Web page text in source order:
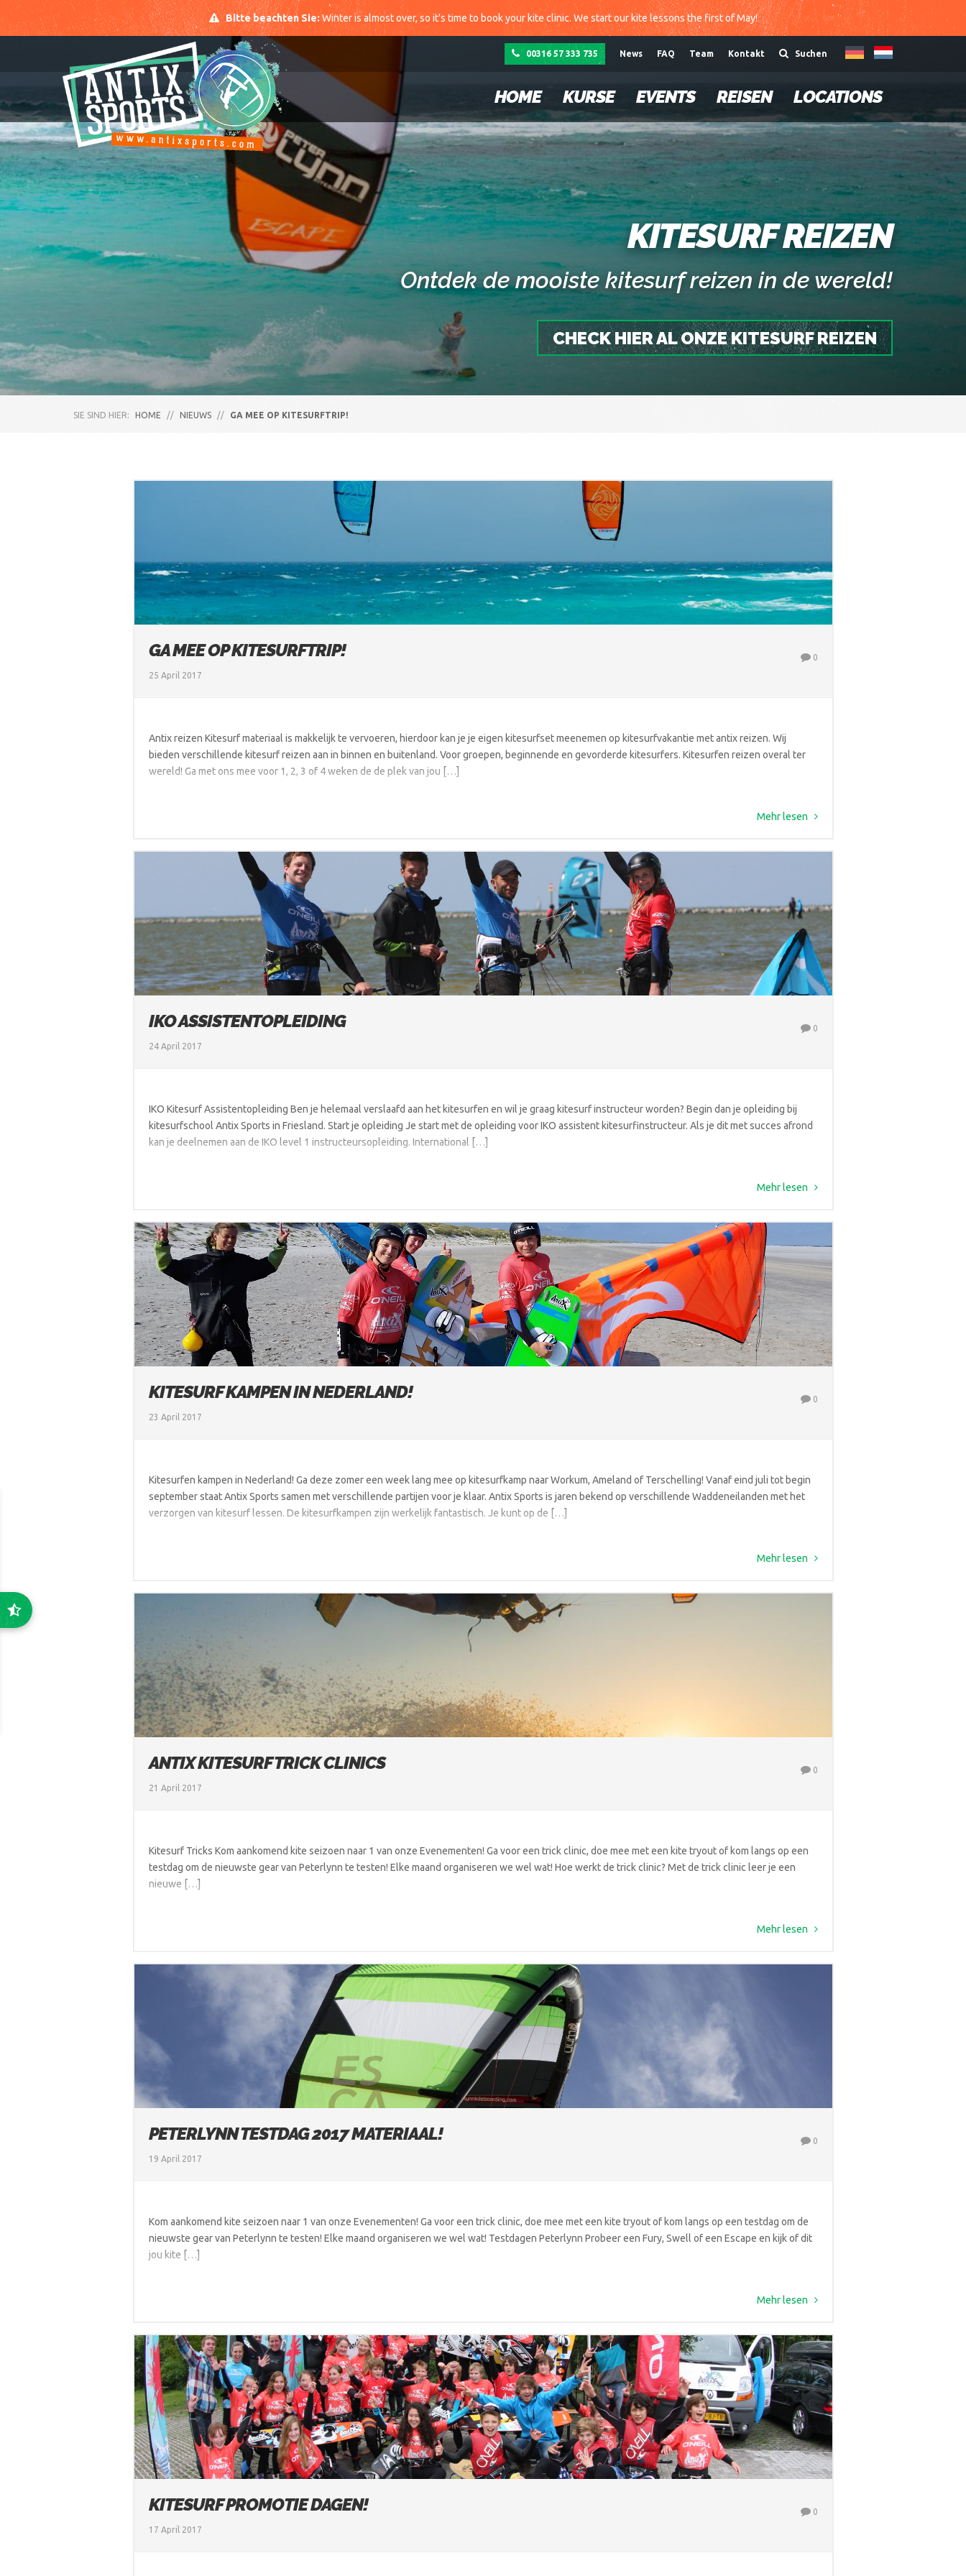
Bitte beachten Sie:Winter is almost over, so it's time to book your kite clinic. We start our kite lessons the first of May!
Suchen
News FAQ Team Kontakt
00316 57 333 735
HOME KURSE EVENTS REISEN LOCATIONS
KITESURF REIZEN
Ontdek de mooiste kitesurf reizen in de wereld!
CHECK HIER AL ONZE KITESURF REIZEN
SIE SIND HIER: HOME // NIEUWS // GA MEE OP KITESURFTRIP!
GA MEE OP KITESURFTRIP!
25 April 2017
0
Antix reizen Kitesurf materiaal is makkelijk te vervoeren, hierdoor kan je je eigen kitesurfset meenemen op kitesurfvakantie met antix reizen. Wij
bieden verschillende kitesurf reizen aan in binnen en buitenland. Voor groepen, beginnende en gevorderde kitesurfers. Kitesurfen reizen overal ter
wereld! Ga met ons mee voor 1, 2, 3 of 4 weken de de plek van jou […]
Mehr lesen
IKO ASSISTENTOPLEIDING
24 April 2017
0
IKO Kitesurf Assistentopleiding Ben je helemaal verslaafd aan het kitesurfen en wil je graag kitesurf instructeur worden? Begin dan je opleiding bij
kitesurfschool Antix Sports in Friesland. Start je opleiding Je start met de opleiding voor IKO assistent kitesurfinstructeur. Als je dit met succes afrond
kan je deelnemen aan de IKO level 1 instructeursopleiding. International […]
Mehr lesen
KITESURF KAMPEN IN NEDERLAND!
23 April 2017
0
Kitesurfen kampen in Nederland! Ga deze zomer een week lang mee op kitesurfkamp naar Workum, Ameland of Terschelling! Vanaf eind juli tot begin
september staat Antix Sports samen met verschillende partijen voor je klaar. Antix Sports is jaren bekend op verschillende Waddeneilanden met het
verzorgen van kitesurf lessen. De kitesurfkampen zijn werkelijk fantastisch. Je kunt op de […]
Mehr lesen
ANTIX KITESURF TRICK CLINICS
21 April 2017
0
Kitesurf Tricks Kom aankomend kite seizoen naar 1 van onze Evenementen! Ga voor een trick clinic, doe mee met een kite tryout of kom langs op een
testdag om de nieuwste gear van Peterlynn te testen! Elke maand organiseren we wel wat! Hoe werkt de trick clinic? Met de trick clinic leer je een
nieuwe […]
Mehr lesen
PETERLYNN TESTDAG 2017 MATERIAAL!
19 April 2017
0
Kom aankomend kite seizoen naar 1 van onze Evenementen! Ga voor een trick clinic, doe mee met een kite tryout of kom langs op een testdag om de
nieuwste gear van Peterlynn te testen! Elke maand organiseren we wel wat! Testdagen Peterlynn Probeer een Fury, Swell of een Escape en kijk of dit
jou kite […]
Mehr lesen
KITESURF PROMOTIE DAGEN!
17 April 2017
0